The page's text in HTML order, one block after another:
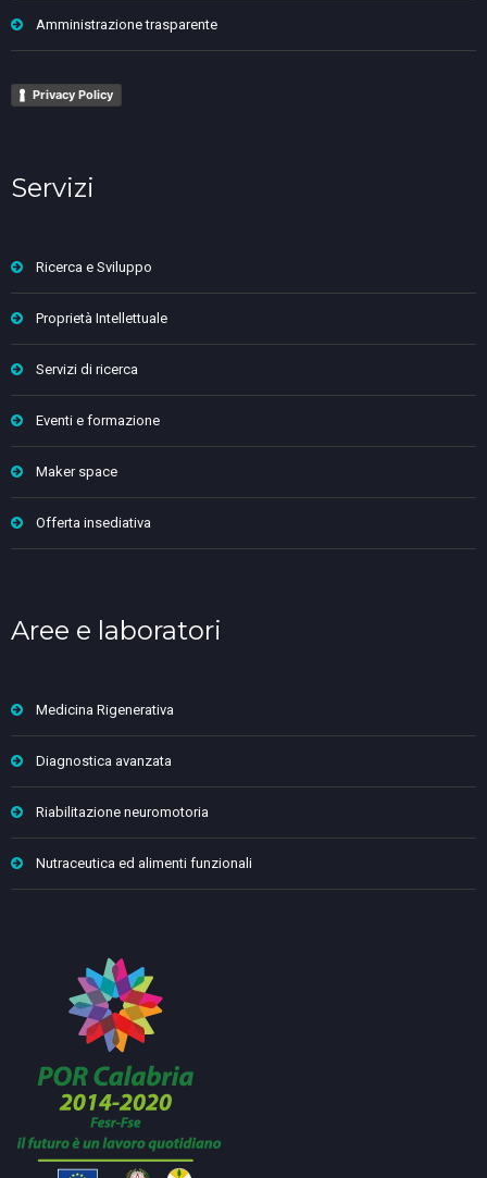
Amministrazione trasparente
Privacy Policy
Servizi
Ricerca e Sviluppo
Proprietà Intellettuale
Servizi di ricerca
Eventi e formazione
Maker space
Offerta insediativa
Aree e laboratori
Medicina Rigenerativa
Diagnostica avanzata
Riabilitazione neuromotoria
Nutraceutica ed alimenti funzionali